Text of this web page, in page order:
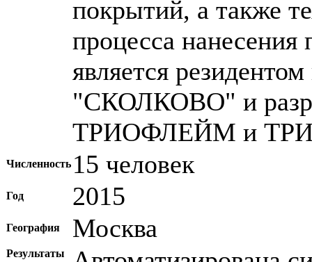
покрытий, а также
процесса
является
"СКОЛКОВО" и
ТРИОФЛЕЙМ и
Численность 15 человек
Год 2015
География Москва
Результаты